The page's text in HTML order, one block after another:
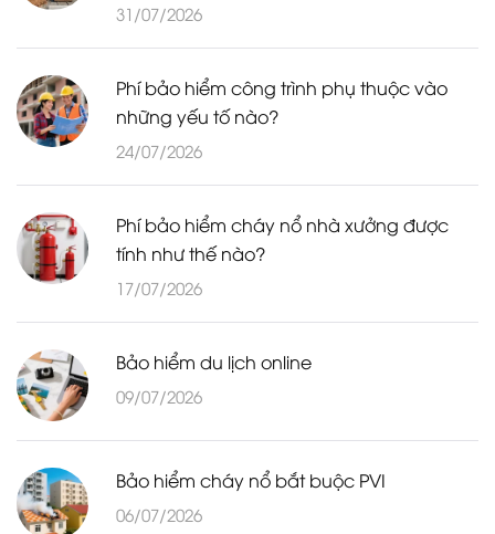
31/07/2026
Phí bảo hiểm công trình phụ thuộc vào
những yếu tố nào?
24/07/2026
Phí bảo hiểm cháy nổ nhà xưởng được
tính như thế nào?
17/07/2026
Bảo hiểm du lịch online
09/07/2026
Bảo hiểm cháy nổ bắt buộc PVI
06/07/2026